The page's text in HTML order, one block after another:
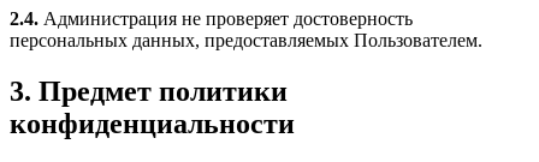
2.4. Администрация не проверяет достоверность
персональных данных, предоставляемых Пользователем.
3. Предмет политики
конфиденциальности